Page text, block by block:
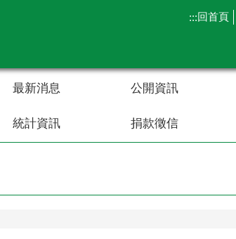
:::回首頁
最新消息 公開資訊
統計資訊 捐款徵信